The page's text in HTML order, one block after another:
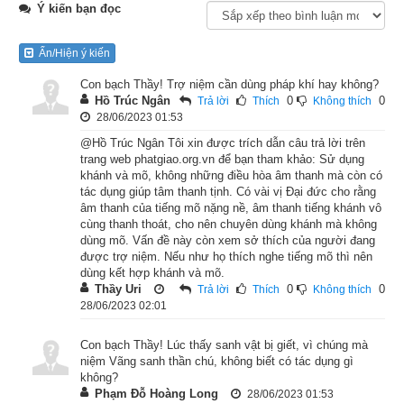
(Nguyên tác: Avadna-Cataka nằm trong Đại Tạng Kinh) của
nhà xuất bản Liên Phật Hội
Lúc ấy, Phật ở gần thành Xá-vệ, trong vườn Kỳ thọ Cấp Cô
Độc. Bấy giờ vào mùa thu, có nhiều loại quả chín, Phật cùng
các thứ quả. Chư vị tỳ-kheo thảy đều tiêu hóa khó khăn, sinh
ra lắm chứng bệnh khổ, chẳng thể ngồi thiền, niệm kinh hay tu
học gì được cả.
Bấy giờ, ngài A-nan mới lễ Phật mà hỏi rằng: “Bạch Thế Tôn!
Do nhân duyên phước báo gì mà Phật ăn uống hết thảy các
món đều tiêu hóa tốt, chẳng sanh bệnh khổ trong thân bao giờ,
nên dung mạo lúc nào cũng tươi nhuận, đẹp đẽ?”
Phật liền bảo A-nan rằng: “A-nan! Ta nhớ lại những kiếp quá
khứ, tu hạnh từ bi, thường dùng các loại thuốc men, thang
dược mà bố thí cho chúng sanh. Nhờ nhân duyên ấy mà
Ý kiến bạn đọc
Ẩn/Hiện ý kiến
Con bạch Thầy! Trợ niệm cần dùng pháp khí hay không?
Hồ Trúc Ngân
Trả lời Thích 0 Không thích 0
28/06/2023 01:53
@Hồ Trúc Ngân Tôi xin được trích dẫn câu trả lời trên
trang web phatgiao.org.vn để bạn tham khảo: Sử dụng
khánh và mõ, không những điều hòa âm thanh mà còn có
tác dụng giúp tâm thanh tịnh. Có vài vị Đại đức cho rằng
âm thanh của tiếng mõ nặng nề, âm thanh tiếng khánh vô
cùng thanh thoát, cho nên chuyên dùng khánh mà không
dùng mõ. Vấn đề này còn xem sở thích của người đang
được trợ niệm. Nếu như họ thích nghe tiếng mõ thì nên
dùng kết hợp khánh và mõ.
Thầy Uri
Trả lời Thích 0 Không thích 0
28/06/2023 02:01
Con bạch Thầy! Lúc thấy sanh vật bị giết, vì chúng mà
niệm Vãng sanh thần chú, không biết có tác dụng gì
không?
Phạm Đỗ Hoàng Long
28/06/2023 01:53